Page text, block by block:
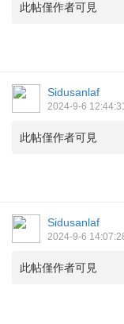
此帖僅作者可見
Sidusanlaf
2024-9-6
此帖僅作者可見
Sidusanlaf
2024-9-6
此帖僅作者可見